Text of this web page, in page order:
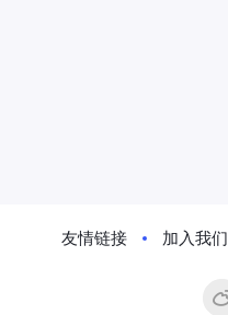
友情链接 加入我们